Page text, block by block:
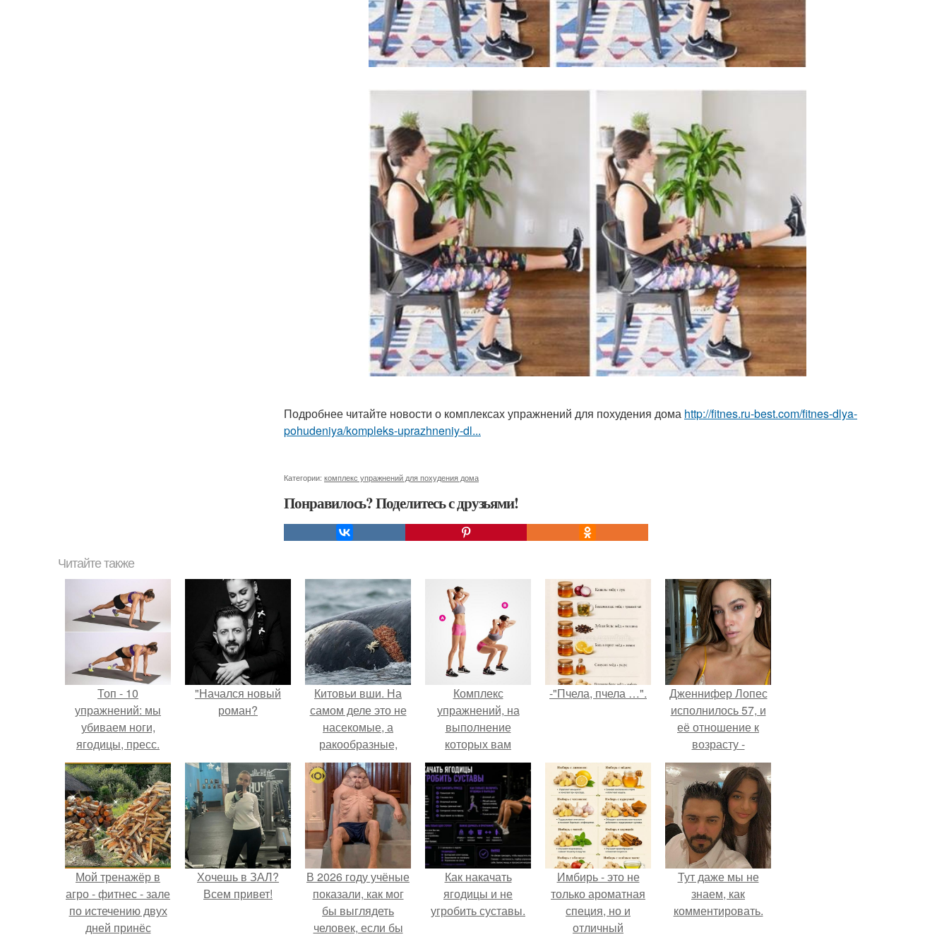
Подробнее читайте новости о комплексах упражнений для похудения дома http://fitnes.ru-best.com/fitnes-dlya-
pohudeniya/kompleks-uprazhneniy-dl...
Категории: комплекс упражнений для похудения дома
Понравилось? Поделитесь с друзьями!
Читайте также
Топ - 10
упражнений: мы
убиваем ноги,
ягодицы, пресс.
"Начался новый
роман?
Китовьи вши. На
самом деле это не
насекомые, а
ракообразные,
относящиеся к
бокоплавам.
Комплекс
упражнений, на
выполнение
которых вам
понадобится не
больше 5 минут,
заменит час
фитнеса в
спортзале.
-"Пчела, пчела …".
Дженнифер Лопес
исполнилось 57, и
её отношение к
возрасту -
настоящий
манифест
уверенности: "не
говорите, что я
отлично выгляжу
для 57.
Мой тренажёр в
агро - фитнес - зале
по истечению двух
дней принёс
Хочешь в ЗАЛ?
Всем привет!
В 2026 году учёные
показали, как мог
бы выглядеть
человек, если бы
Как накачать
ягодицы и не
угробить суставы.
Имбирь - это не
только ароматная
специя, но и
отличный
Тут даже мы не
знаем, как
комментировать.